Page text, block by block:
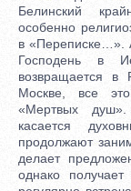
Белинский
особенно
в «Переписке…».
Господень в
возвращается
Москве, все
«Мертвых
касается
продолжают
делает
однако